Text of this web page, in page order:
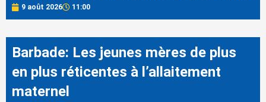
9 août 2026 11:00
Barbade: Les jeunes mères de plus
en plus réticentes à l’allaitement
maternel